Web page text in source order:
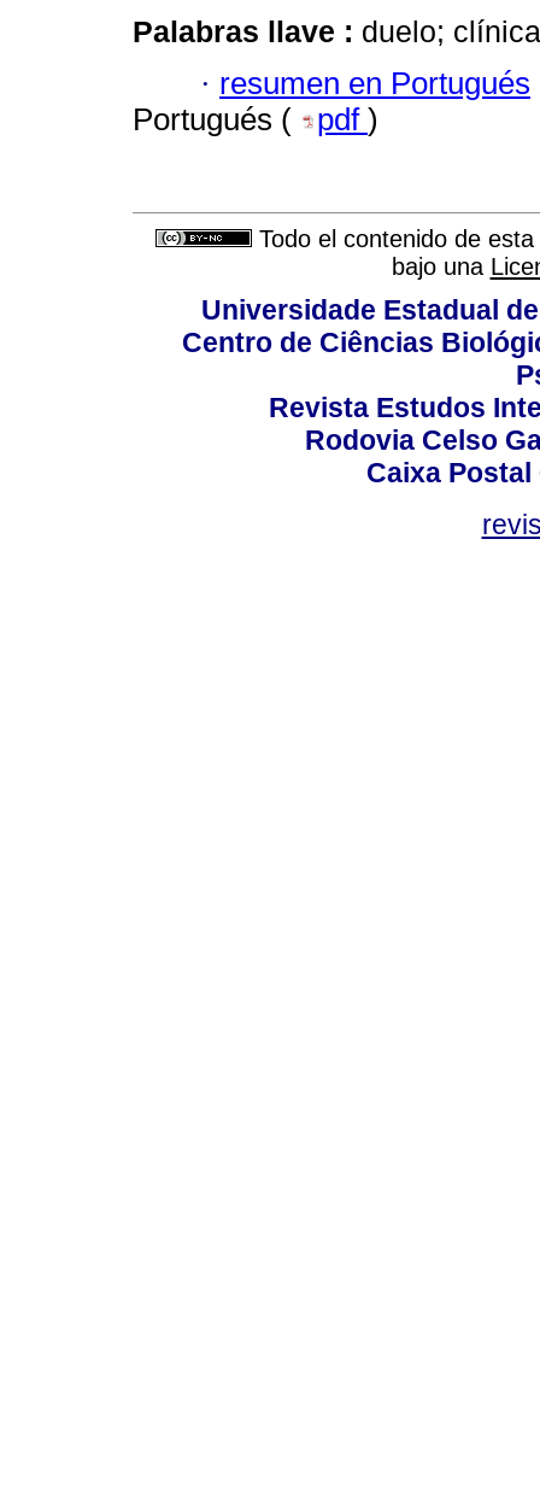
Palabras llave : duelo;
· resumen en Portugués
Portugués (
pdf )
Todo el contenido de
bajo una
Universidade Estadual
Centro de Ciências
Revista Estudos
Rodovia Celso
Caixa Postal